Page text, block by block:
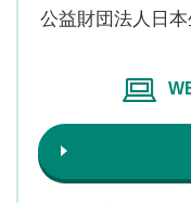
公益財団法人日